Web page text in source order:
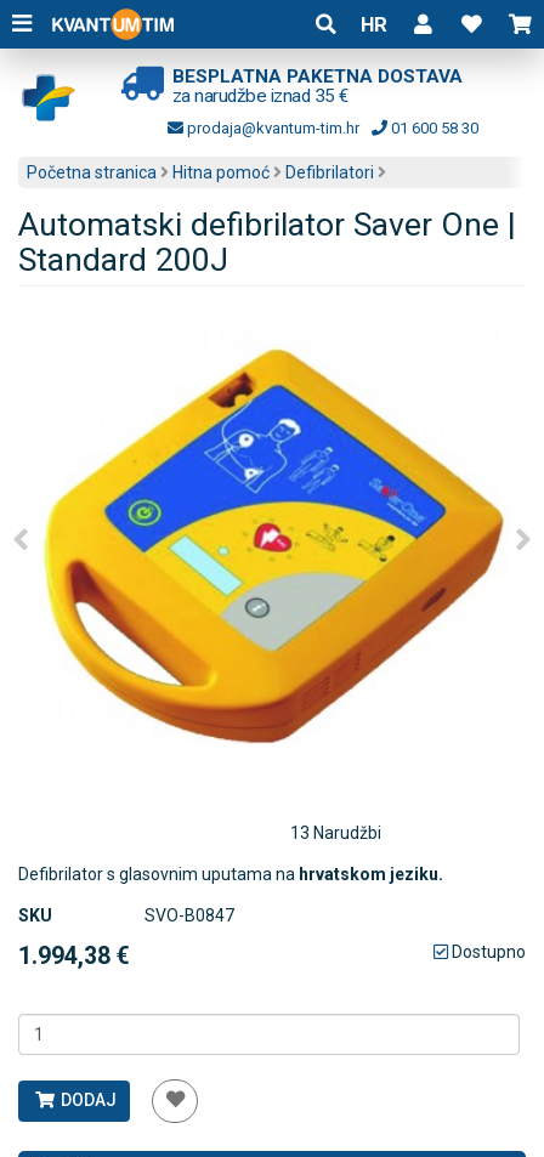
HR
BESPLATNA PAKETNA DOSTAVA
za narudžbe iznad 35 €
prodaja@kvantum-tim.hr 01 600 58 30
Početna stranica Hitna pomoć Defibrilatori
Automatski defibrilator Saver One |
Standard 200J
13 Narudžbi
Defibrilator s glasovnim uputama na hrvatskom jeziku.
SKU SVO-B0847
1.994,38 € Dostupno
DODAJ